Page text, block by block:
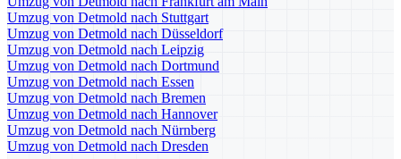
Umzug von Detmold nach Stuttgart
Umzug von Detmold nach Düsseldorf
Umzug von Detmold nach Leipzig
Umzug von Detmold nach Dortmund
Umzug von Detmold nach Essen
Umzug von Detmold nach Bremen
Umzug von Detmold nach Hannover
Umzug von Detmold nach Nürnberg
Umzug von Detmold nach Dresden